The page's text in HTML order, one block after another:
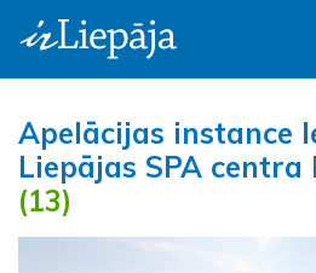
Apelācijas instance
Liepājas SPA centra
(13)